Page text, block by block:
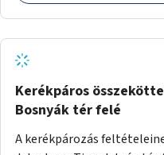
Kerékpáros
Bosnyák tér felé
A kerékpározás